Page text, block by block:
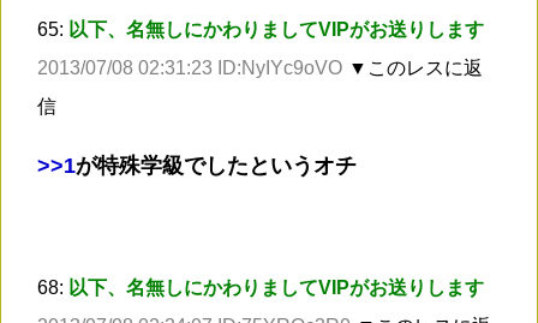
65: 以下、名無しにかわりましてVIPがお送りします
2013/07/08 02:31:23 ID:NyIYc9oVO ▼このレスに返
信
>>1が特殊学級でしたというオチ
68: 以下、名無しにかわりましてVIPがお送りします